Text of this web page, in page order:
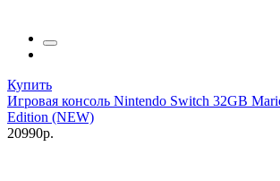
Купить
Игровая консоль Nintendo Switch 32GB
Edition (NEW)
20990р.